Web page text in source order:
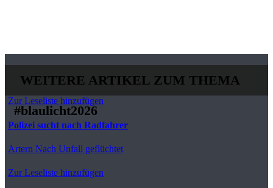
WEITERE ARTIKEL ZUM THEMA
#blaulicht2026
Zur Leseliste hinzufügen
Polizei sucht nach Radfahrer
Artern Nach Unfall geflüchtet
Zur Leseliste hinzufügen